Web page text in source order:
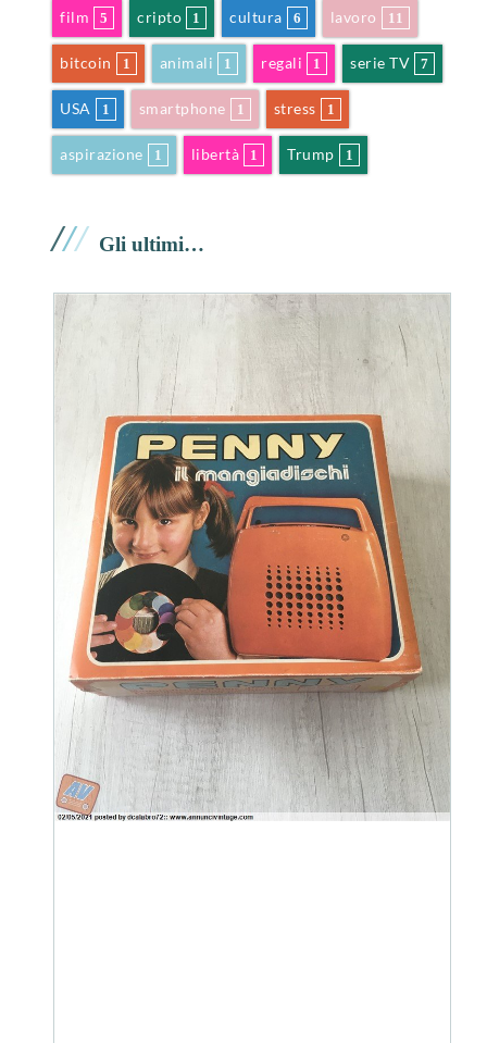
film 5 cripto 1 cultura 6 lavoro 11
bitcoin 1 animali 1 regali 1 serie TV 7
USA 1 smartphone 1 stress 1
aspirazione 1 libertà 1 Trump 1
/// Gli ultimi…